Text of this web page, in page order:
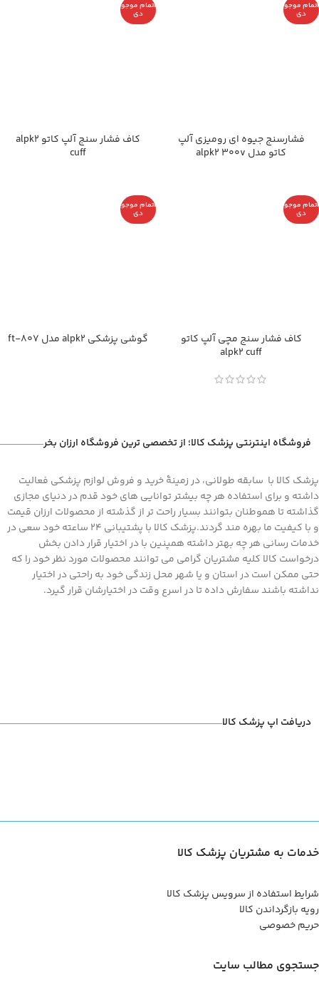
اتمام موجو
دی
فشارسنج جیوه ای رومیزی آلپ
کاتو مدل alpk2 300v
اتمام موجو
دی
کاف فشار سنج آلپ کاتو alpk2
cuff
اتمام موجو
دی
کاف فشار سنج مچی آلپ کاتو
alpk2 cuff
اتمام موجو
دی
گوشی پزشکی alpk2 مدل ft-807
فروشگاه اینترنتی پزشک کالا؛ از تخصصی ترین فروشگاه ارزان بخر
پزشک کالا با سابقه طولانی، در زمینۀ خرید و فروش لوازم پزشکی فعالیت
داشته و برای استفاده هر چه بیشتر توانایی های خود قدم در دنیای مجازی
گذاشته تا هموطنان بتوانند بسیار راحت تر از گذشته از محصولات ارزان قیمت
و با کیفیت ما بهره مند گردند.پزشک کالا با پشتیبانی 24 ساعته خود سعی در
خدمات رسانی هر چه بهتر داشته همپنین با در اختیار قرار دادن بخش
درخواست کالا کلیه مشتریان گرامی می توانند محصولات مورد نظر خود را که
حتی ممکن است در استان و یا شهر محل زندگی خود به راحتی در اختیار
نداشته باشند سفارش داده تا در اسرع وقت در اختیارشان قرار گیرد.
دریافت اپ پزشک کالا
خدمات به مشتریان پزشک کالا
شرایط استفاده از سرویس پزشک کالا
رویه بازگرداندن کالا
حریم خصوصی
جستجوی مطالب سایت